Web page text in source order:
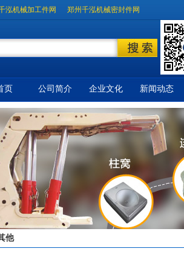
泓机械加工件网 郑州千泓机械密封件网
页 公司简介 企业文化 新闻动态
他